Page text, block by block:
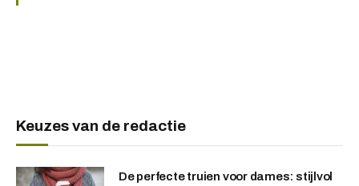
Keuzes van de redactie
De perfecte truien voor dames: stijlvol